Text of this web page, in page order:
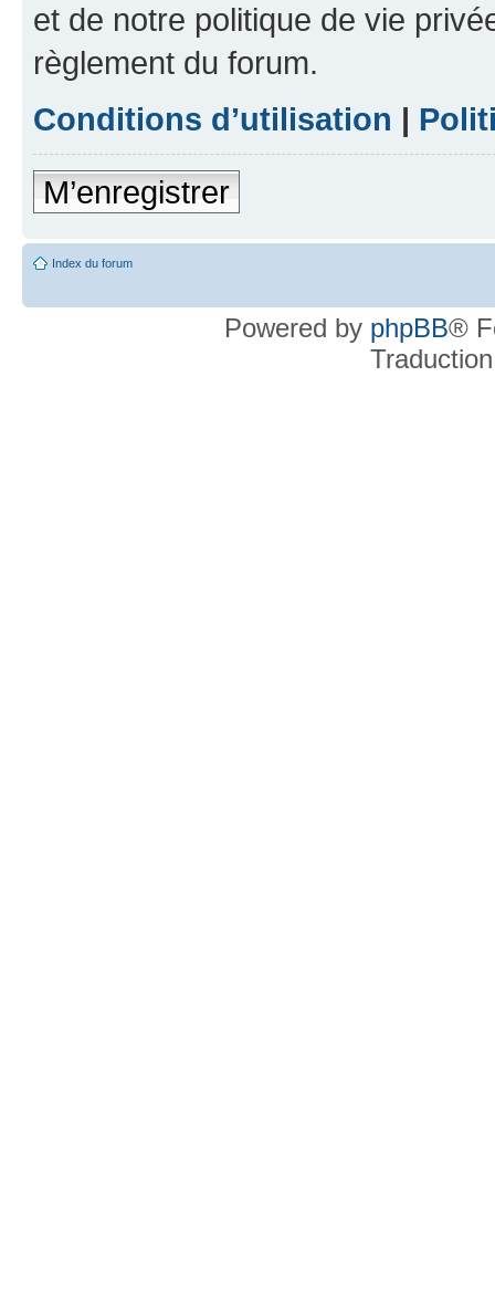
et de notre politique de vie
règlement du forum.
Conditions d’utilisation |
M’enregistrer
Index du forum
Powered by phpBB®